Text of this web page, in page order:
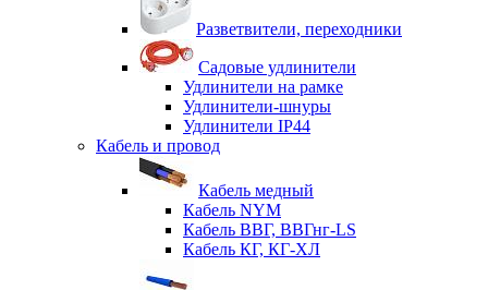
Разветвители, переходники
Садовые удлинители
Удлинители на рамке
Удлинители-шнуры
Удлинители IP44
Кабель и провод
Кабель медный
Кабель NYM
Кабель ВВГ, ВВГнг-LS
Кабель КГ, КГ-ХЛ